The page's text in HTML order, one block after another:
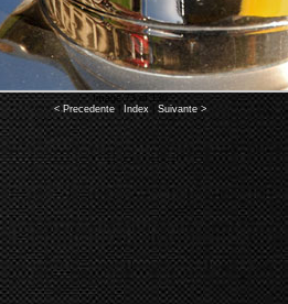
Image 73 of 130
< Precedente|Index| Suivante >